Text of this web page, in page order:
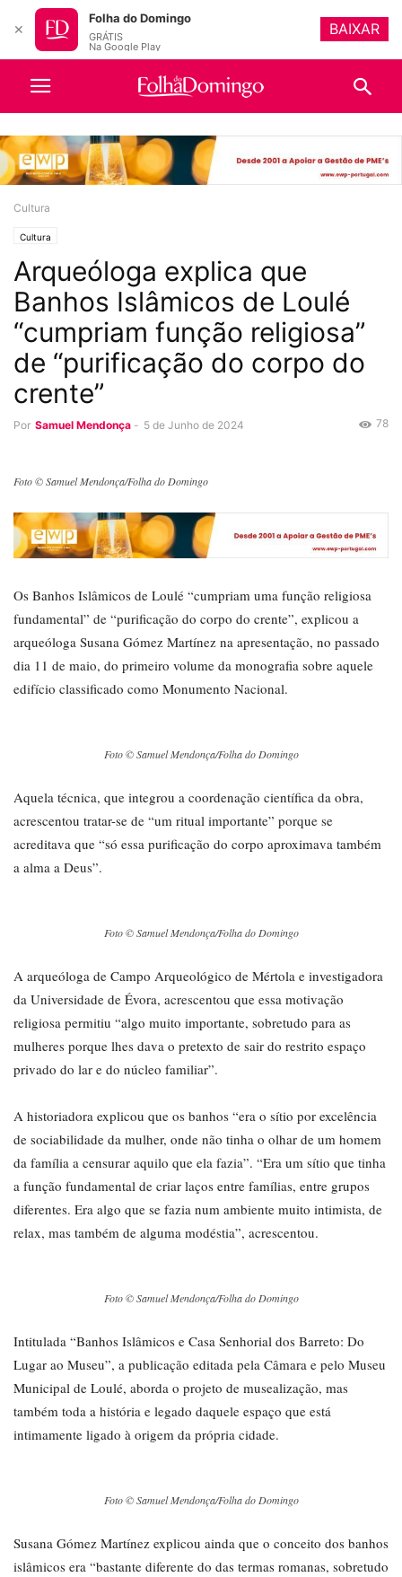
Cultura
Cultura
Arqueóloga explica que
Banhos Islâmicos de Loulé
“cumpriam função religiosa”
de “purificação do corpo do
crente”
Por Samuel Mendonça - 5 de Junho de 2024 78
Foto © Samuel Mendonça/Folha do Domingo
Os Banhos Islâmicos de Loulé “cumpriam uma função religiosa
fundamental” de “purificação do corpo do crente”, explicou a
arqueóloga Susana Gómez Martínez na apresentação, no passado
dia 11 de maio, do primeiro volume da monografia sobre aquele
edifício classificado como Monumento Nacional.
Foto © Samuel Mendonça/Folha do Domingo
Aquela técnica, que integrou a coordenação científica da obra,
acrescentou tratar-se de “um ritual importante” porque se
acreditava que “só essa purificação do corpo aproximava também
a alma a Deus”.
Foto © Samuel Mendonça/Folha do Domingo
A arqueóloga de Campo Arqueológico de Mértola e investigadora
da Universidade de Évora, acrescentou que essa motivação
religiosa permitiu “algo muito importante, sobretudo para as
mulheres porque lhes dava o pretexto de sair do restrito espaço
privado do lar e do núcleo familiar”.
A historiadora explicou que os banhos “era o sítio por excelência
de sociabilidade da mulher, onde não tinha o olhar de um homem
da família a censurar aquilo que ela fazia”. “Era um sítio que tinha
a função fundamental de criar laços entre famílias, entre grupos
diferentes. Era algo que se fazia num ambiente muito intimista, de
relax, mas também de alguma modéstia”, acrescentou.
Foto © Samuel Mendonça/Folha do Domingo
Intitulada “Banhos Islâmicos e Casa Senhorial dos Barreto: Do
Lugar ao Museu”, a publicação editada pela Câmara e pelo Museu
Municipal de Loulé, aborda o projeto de musealização, mas
também toda a história e legado daquele espaço que está
intimamente ligado à origem da própria cidade.
Foto © Samuel Mendonça/Folha do Domingo
Susana Gómez Martínez explicou ainda que o conceito dos banhos
islâmicos era “bastante diferente do das termas romanas, sobretudo
✕
Folha do Domingo
GRÁTIS
Na Google Play
BAIXAR